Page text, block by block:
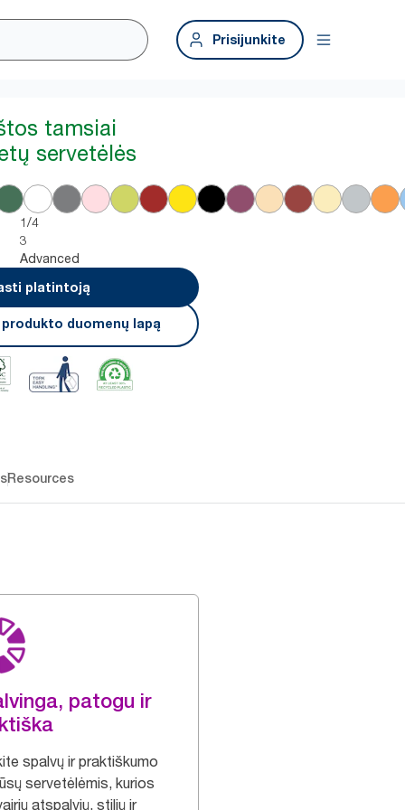
Prisijunkite
tamsiai
servetėlės
1/4
3
Advanced
platintoją
duomenų lapą
Resources
patogu ir
spalvų ir praktiškumo
servetėlėmis, kurios
atspalvių, stilių ir